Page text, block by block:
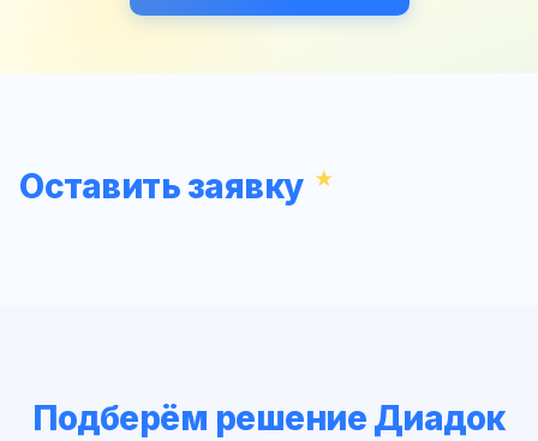
Оставить заявку
Подберём решение Диадок